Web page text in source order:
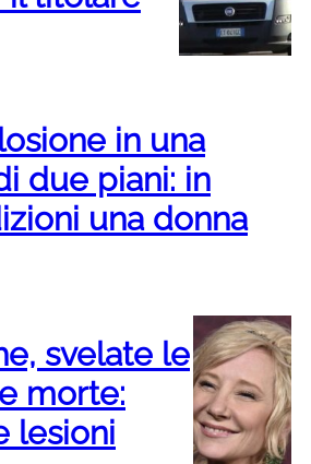
in una
due piani: in
una donna
svelate le
morte:
lesioni